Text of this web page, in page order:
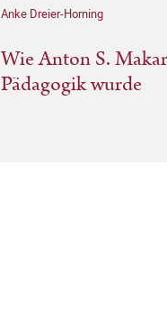
Anke Dreier-Horning
Wie Anton S.
Pädagogik wurde